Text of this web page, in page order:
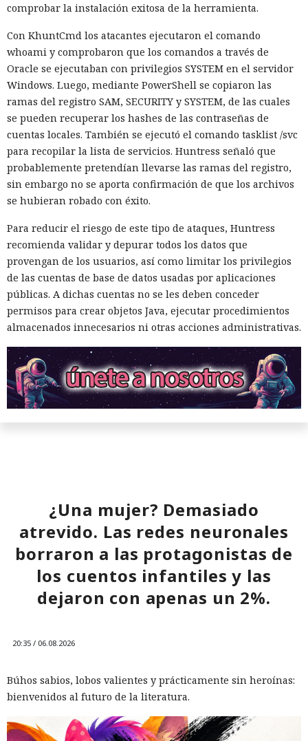
comprobar la instalación exitosa de la herramienta.
Con KhuntCmd los atacantes ejecutaron el comando
whoami y comprobaron que los comandos a través de
Oracle se ejecutaban con privilegios SYSTEM en el servidor
Windows. Luego, mediante PowerShell se copiaron las
ramas del registro SAM, SECURITY y SYSTEM, de las cuales
se pueden recuperar los hashes de las contraseñas de
cuentas locales. También se ejecutó el comando tasklist /svc
para recopilar la lista de servicios. Huntress señaló que
probablemente pretendían llevarse las ramas del registro,
sin embargo no se aporta confirmación de que los archivos
se hubieran robado con éxito.
Para reducir el riesgo de este tipo de ataques, Huntress
recomienda validar y depurar todos los datos que
provengan de los usuarios, así como limitar los privilegios
de las cuentas de base de datos usadas por aplicaciones
públicas. A dichas cuentas no se les deben conceder
permisos para crear objetos Java, ejecutar procedimientos
almacenados innecesarios ni otras acciones administrativas.
¿Una mujer? Demasiado
atrevido. Las redes neuronales
borraron a las protagonistas de
los cuentos infantiles y las
dejaron con apenas un 2%.
20:35 / 06.08.2026
Búhos sabios, lobos valientes y prácticamente sin heroínas:
bienvenidos al futuro de la literatura.